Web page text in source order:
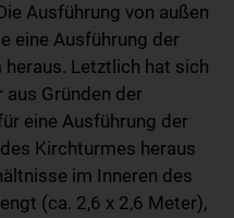
Ausführung von außen
eine Ausführung der
Letztlich hat sich
Gründen der
eine Ausführung der
Kirchturmes heraus
im Inneren des
(ca. 2,6 x 2,6 Meter),